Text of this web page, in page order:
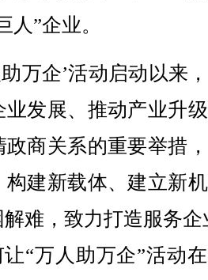
人”企业。
企’活动启动以来
发展、推动产业升
商关系的重要举措
建新载体、建立新
难，致力打造服务企
让“万人助万企”活动